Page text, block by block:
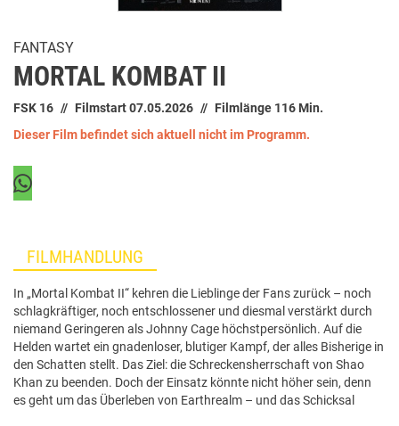
FANTASY
MORTAL KOMBAT II
FSK 16 Filmstart 07.05.2026
Filmlänge 116 Min.
Dieser Film befindet sich aktuell nicht im Programm.
FILMHANDLUNG
In „Mortal Kombat II“ kehren die Lieblinge der Fans zurück – noch
schlagkräftiger, noch entschlossener und diesmal verstärkt durch
niemand Geringeren als Johnny Cage höchstpersönlich. Auf die
Helden wartet ein gnadenloser, blutiger Kampf, der alles Bisherige in
den Schatten stellt. Das Ziel: die Schreckensherrschaft von Shao
Khan zu beenden. Doch der Einsatz könnte nicht höher sein, denn
es geht um das Überleben von Earthrealm – und das Schicksal